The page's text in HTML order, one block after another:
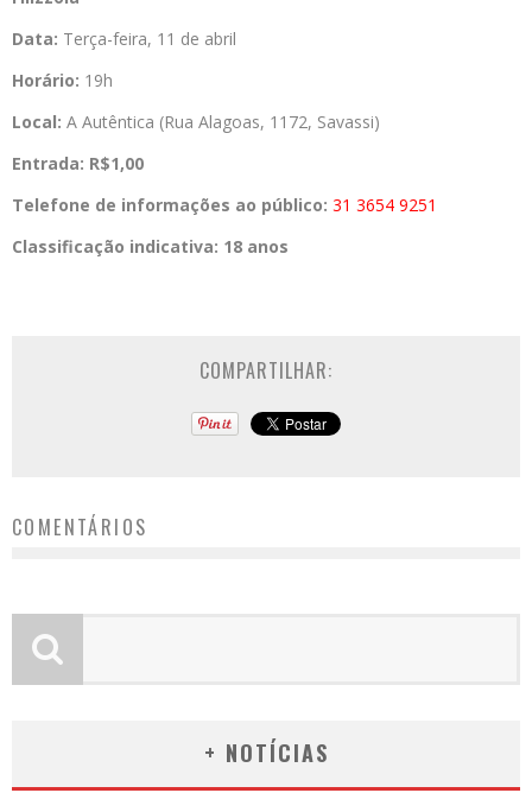
Data: Terça-feira, 11 de abril
Horário: 19h
Local: A Autêntica (Rua Alagoas, 1172, Savassi)
Entrada: R$1,00
Telefone de informações ao público: 31 3654 9251
Classificação indicativa: 18 anos
COMPARTILHAR:
COMENTÁRIOS
+ NOTÍCIAS